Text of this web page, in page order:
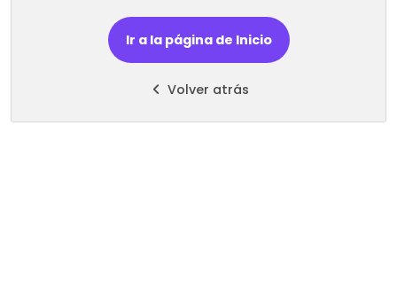
Ir a la página de Inicio
Volver atrás